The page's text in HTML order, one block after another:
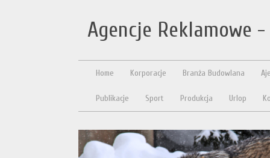
Agencje Reklamowe
Home Korporacje Branża Budowlana
Publikacje Sport Produkcja Urlop